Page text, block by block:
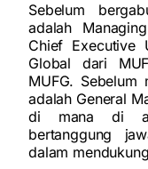
Sebelum
adalah
Chief Executive
Global dari
MUFG.
adalah General
di mana di
bertanggung
dalam